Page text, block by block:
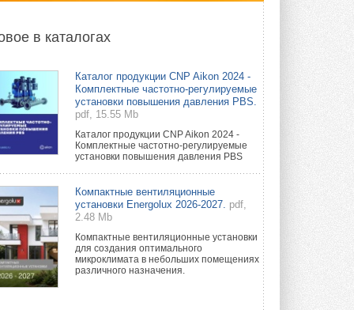
в каталогах
Каталог продукции CNP Aikon 2024 -
Комплектные частотно-регулируемые
установки повышения давления PBS.
pdf, 15.55 Mb
Каталог продукции CNP Aikon 2024 -
Комплектные частотно-регулируемые
установки повышения давления PBS
Компактные вентиляционные
установки Energolux 2026-2027. pdf,
2.48 Mb
Компактные вентиляционные установки
для создания оптимального
микроклимата в небольших помещениях
различного назначения.